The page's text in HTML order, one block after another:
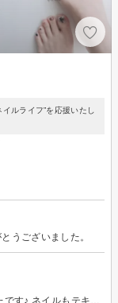
ルライフ”を応援いたし
うございました。